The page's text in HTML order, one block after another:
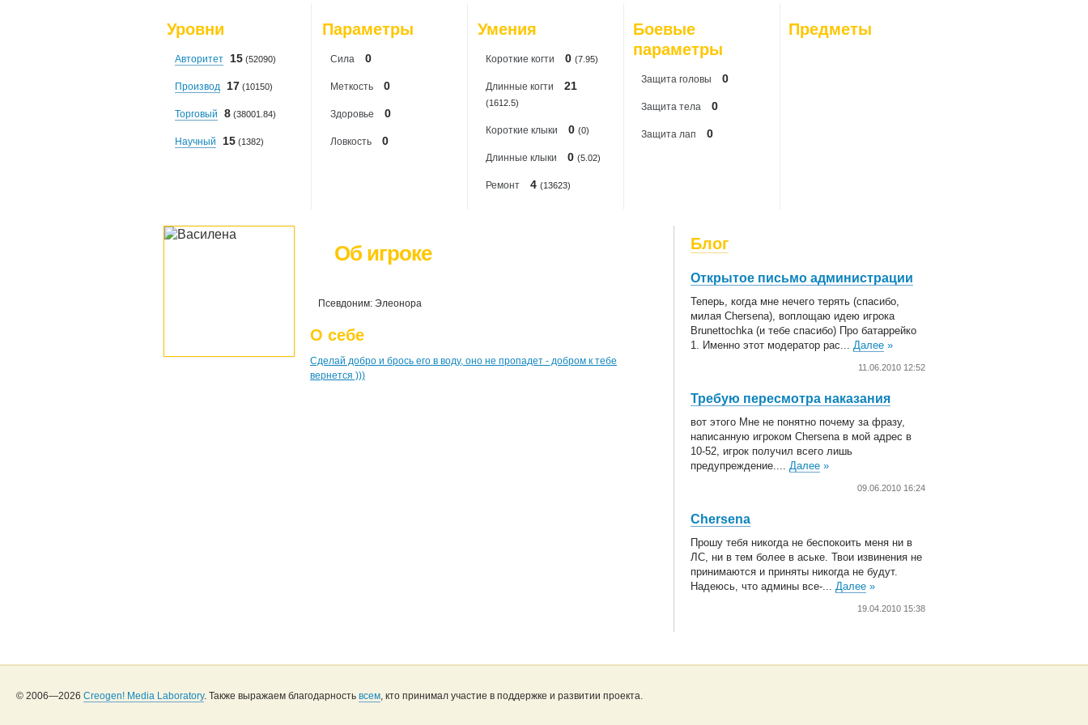
Уровни
Авторитет 15 (52090)
Производ 17 (10150)
Торговый 8 (38001.84)
Научный 15 (1382)
Параметры
Сила 0
Меткость 0
Здоровье 0
Ловкость 0
Умения
Короткиe когти 0 (7.95)
Длинные когти 21
(1612.5)
Короткие клыки 0 (0)
Длинные клыки 0 (5.02)
Ремонт 4 (13623)
Боевые
параметры
Защита головы 0
Защита тела 0
Защита лап 0
Предметы
Об игроке
Псевдоним: Элеонора
О себе
Сделай добро и брось его в воду, оно не пропадет - добром к тебе
вернется )))
Блог
Открытое письмо администрации
Теперь, когда мне нечего терять (спасибо,
милая Chersena), воплощаю идею игрока
Brunettochka (и тебе спасибо) Про батаррейко
1. Именно этот модератор рас... Далее »
11.06.2010 12:52
Требую пересмотра наказания
вот этого Мне не понятно почему за фразу,
написанную игроком Chersena в мой адрес в
10-52, игрок получил всего лишь
предупреждение.... Далее »
09.06.2010 16:24
Chersena
Прошу тебя никогда не беспокоить меня ни в
ЛС, ни в тем более в аське. Твои извинения не
принимаются и приняты никогда не будут.
Надеюсь, что админы все-... Далее »
19.04.2010 15:38
© 2006—2026 Creogen! Media Laboratory. Также выражаем благодарность всем, кто принимал участие в поддержке и развитии проекта.